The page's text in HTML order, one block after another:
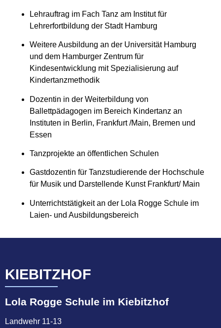
Lehrauftrag im Fach Tanz am Institut für
Lehrerfortbildung der Stadt Hamburg
Weitere Ausbildung an der Universität Hamburg
und dem Hamburger Zentrum für
Kindesentwicklung mit Spezialisierung auf
Kindertanzmethodik
Dozentin in der Weiterbildung von
Ballettpädagogen im Bereich Kindertanz an
Instituten in Berlin, Frankfurt /Main, Bremen und
Essen
Tanzprojekte an öffentlichen Schulen
Gastdozentin für Tanzstudierende der Hochschule
für Musik und Darstellende Kunst Frankfurt/ Main
Unterrichtstätigkeit an der Lola Rogge Schule im
Laien- und Ausbildungsbereich
KIEBITZHOF
Lola Rogge Schule im Kiebitzhof
Landwehr 11-13